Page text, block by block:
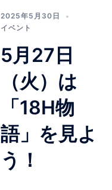
2025年5月30日
イベント
5月27日
（火）は
「18H物
語」を見よ
う！